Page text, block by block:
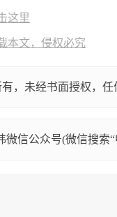
这里
本文，侵权必究
，未经书面授权，
微信公众号(微信搜索